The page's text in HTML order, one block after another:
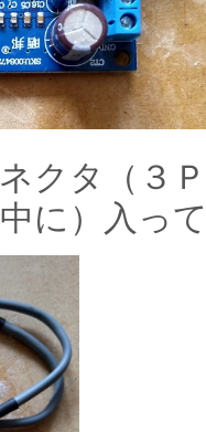
クタ（３
に）入っ